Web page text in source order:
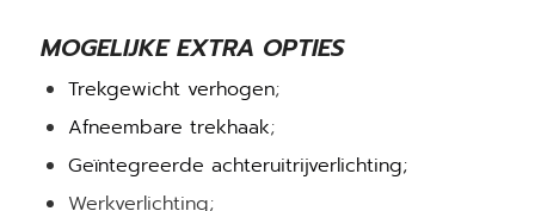
MOGELIJKE EXTRA OPTIES
Trekgewicht verhogen;
Afneembare trekhaak;
Geïntegreerde achteruitrijverlichting;
Werkverlichting;